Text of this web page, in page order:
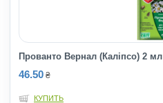
Прованто Вернал (Калiпсо) 2 мл
46.50 ₴
КУПИТЬ